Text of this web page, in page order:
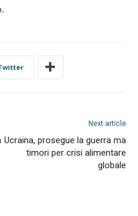
Next article
Ucraina, prosegue la guerra ma
timori per crisi alimentare
globale